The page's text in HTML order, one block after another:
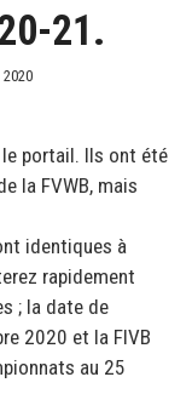
21.
2020
portail. Ils ont été
la FVWB, mais
identiques à
rapidement
; la date de
2020 et la FIVB
au 25